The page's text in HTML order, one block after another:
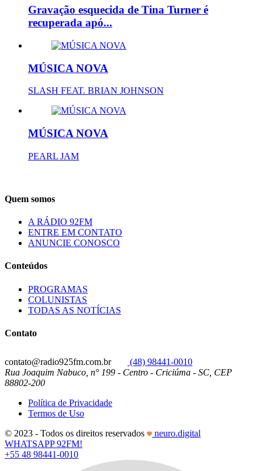
Gravação esquecida de Tina Turner é
recuperada apó...
MÚSICA NOVA
SLASH FEAT. BRIAN JOHNSON
MÚSICA NOVA
PEARL JAM
Quem somos
A RÁDIO 92FM
ENTRE EM CONTATO
ANUNCIE CONOSCO
Conteúdos
PROGRAMAS
COLUNISTAS
TODAS AS NOTÍCIAS
Contato
contato@radio925fm.com.br
(48) 98441-0010
Rua Joaquim Nabuco, n° 199 - Centro - Criciúma - SC, CEP
88802-200
Política de Privacidade
Termos de Uso
© 2023 - Todos os direitos reservados
neuro.digital
WHATSAPP 92FM!
+55 48 98441-0010